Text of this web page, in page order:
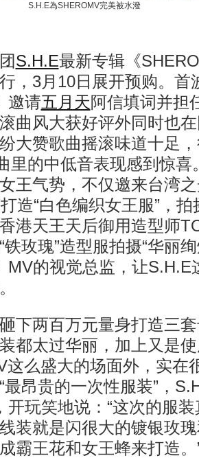
S.H.E為SHEROMV完美被水潑
S.H.E最新专辑《
，3月10日展开预购。首
邀请五月天阿信填词并担
曲风大获好评外同时也
大赞歌曲摇滚味道十足
里的中低音表现感到惊喜
王气势，不仅邀来台湾
造“白色编织女王服”，拍
港天王天后御用造型师
铁玫瑰”造型服拍摄“华丽
MV的视觉总监，让
两百万元量身打造三套
都太过华丽，加上又是
这么盛大的场面外，实在
最昂贵的一次性服装”，
开玩笑地说：“这次的服
装就是闪很大的镀银玫
霸王花和女王蜂来打造。